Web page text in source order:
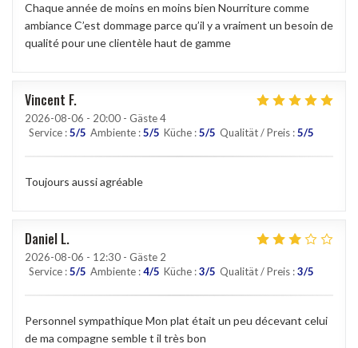
Chaque année de moins en moins bien Nourriture comme
ambiance C’est dommage parce qu’il y a vraiment un besoin de
qualité pour une clientèle haut de gamme
Vincent F
2026-08-06 - 20:00 - Gäste 4
Service :5/5 Ambiente :5/5 Küche :5/5 Qualität / Preis :5/5
Toujours aussi agréable
Daniel L
2026-08-06 - 12:30 - Gäste 2
Service :5/5 Ambiente :4/5 Küche :3/5 Qualität / Preis :3/5
Personnel sympathique Mon plat était un peu décevant celui
de ma compagne semble t il très bon